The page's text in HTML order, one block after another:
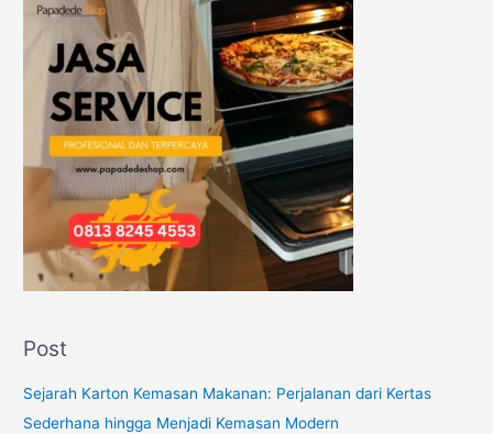
Post
Sejarah Karton Kemasan Makanan: Perjalanan dari Kertas
Sederhana hingga Menjadi Kemasan Modern